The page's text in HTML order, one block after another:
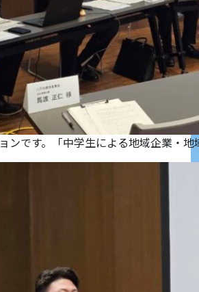
ンです。「中学生による地域企業・